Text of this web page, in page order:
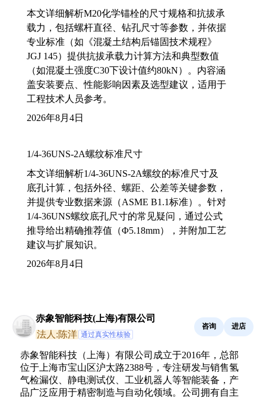
本文详细解析M20化学锚栓的尺寸规格和抗拔承
载力，包括螺杆直径、钻孔尺寸等参数，并依据
专业标准（如《混凝土结构后锚固技术规程》
JGJ 145）提供抗拔承载力计算方法和典型数值
（如混凝土强度C30下设计值约80kN）。内容涵
盖安装要点、性能影响因素及选型建议，适用于
工程技术人员参考。
2026年8月4日
1/4-36UNS-2A螺纹标准尺寸
本文详细解析1/4-36UNS-2A螺纹的标准尺寸及
底孔计算，包括外径、螺距、公差等关键参数，
并提供专业数据来源（ASME B1.1标准）。针对
1/4-36UNS螺纹底孔尺寸的常见疑问，通过公式
推导给出精确推荐值（Φ5.18mm），并附加工艺
建议与扩展知识。
2026年8月4日
赤象智能科技(上海)有限公司
法人:陈洋 通过真实性核验
咨询 进店
赤象智能科技（上海）有限公司成立于2016年，总部
位于上海市宝山区沪太路2388号，专注研发与销售氢
气检漏仪、静电测试仪、工业机器人等智能装备，产
品广泛应用于精密制造与自动化领域。公司拥有自主